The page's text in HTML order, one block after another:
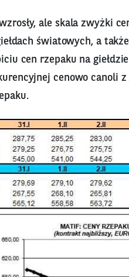
ale skala zwyżki
światowych, a
cen rzepaku na
cenowo canoli